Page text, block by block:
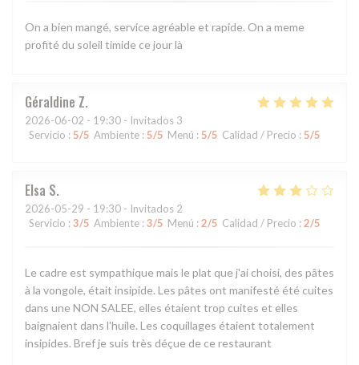
On a bien mangé, service agréable et rapide. On a meme
profité du soleil timide ce jour là
Géraldine Z
2026-06-02 - 19:30 - Invitados 3
Servicio : 5/5 Ambiente : 5/5 Menú : 5/5 Calidad / Precio : 5/5
Elsa S
2026-05-29 - 19:30 - Invitados 2
Servicio : 3/5 Ambiente : 3/5 Menú : 2/5 Calidad / Precio : 2/5
Le cadre est sympathique mais le plat que j'ai choisi, des pâtes
à la vongole, était insipide. Les pâtes ont manifesté été cuites
dans une NON SALEE, elles étaient trop cuites et elles
baignaient dans l'huile. Les coquillages étaient totalement
insipides. Bref je suis très déçue de ce restaurant